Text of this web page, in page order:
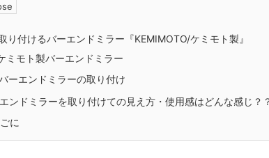
り付けるバーエンドミラー『KEMIMOTO/ケミモト製』
ミモト製バーエンドミラー
ーエンドミラーの取り付け
ンドミラーを取り付けての見え方・使用感はどんな感じ？
に